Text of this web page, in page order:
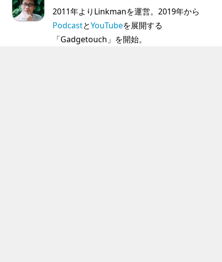
2011年よりLinkmanを運営。2019年から
PodcastとYouTubeを展開する
「Gadgetouch」を開始。